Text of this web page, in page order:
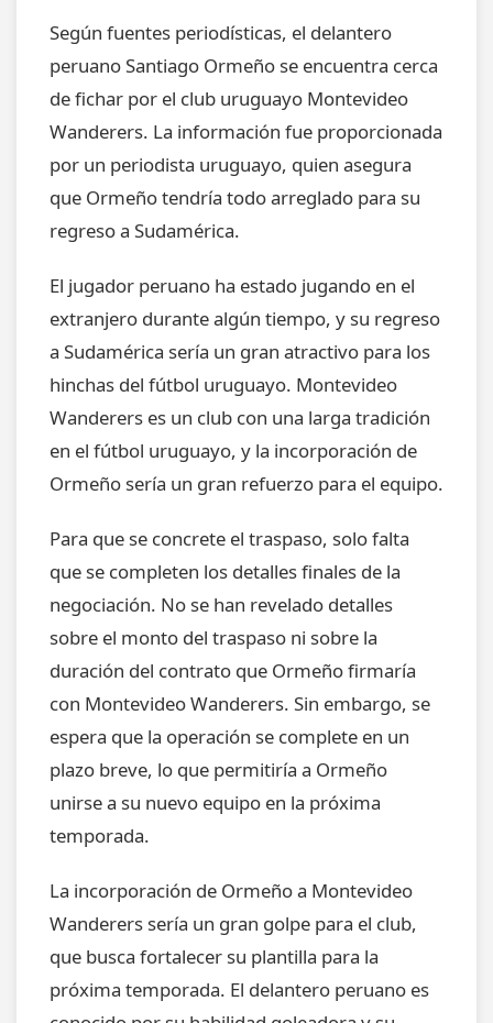
Según fuentes periodísticas, el delantero
peruano Santiago Ormeño se encuentra cerca
de fichar por el club uruguayo Montevideo
Wanderers. La información fue proporcionada
por un periodista uruguayo, quien asegura
que Ormeño tendría todo arreglado para su
regreso a Sudamérica.
El jugador peruano ha estado jugando en el
extranjero durante algún tiempo, y su regreso
a Sudamérica sería un gran atractivo para los
hinchas del fútbol uruguayo. Montevideo
Wanderers es un club con una larga tradición
en el fútbol uruguayo, y la incorporación de
Ormeño sería un gran refuerzo para el equipo.
Para que se concrete el traspaso, solo falta
que se completen los detalles finales de la
negociación. No se han revelado detalles
sobre el monto del traspaso ni sobre la
duración del contrato que Ormeño firmaría
con Montevideo Wanderers. Sin embargo, se
espera que la operación se complete en un
plazo breve, lo que permitiría a Ormeño
unirse a su nuevo equipo en la próxima
temporada.
La incorporación de Ormeño a Montevideo
Wanderers sería un gran golpe para el club,
que busca fortalecer su plantilla para la
próxima temporada. El delantero peruano es